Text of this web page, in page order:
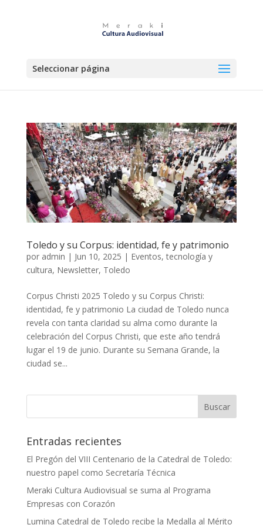
Seleccionar página
Toledo y su Corpus: identidad, fe y patrimonio
por admin | Jun 10, 2025 | Eventos, tecnología y
cultura, Newsletter, Toledo
Corpus Christi 2025 Toledo y su Corpus Christi:
identidad, fe y patrimonio La ciudad de Toledo nunca
revela con tanta claridad su alma como durante la
celebración del Corpus Christi, que este año tendrá
lugar el 19 de junio. Durante su Semana Grande, la
ciudad se...
Entradas recientes
El Pregón del VIII Centenario de la Catedral de Toledo:
nuestro papel como Secretaría Técnica
Meraki Cultura Audiovisual se suma al Programa
Empresas con Corazón
Lumina Catedral de Toledo recibe la Medalla al Mérito